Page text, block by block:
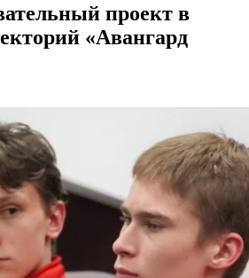
проект в
«Авангард